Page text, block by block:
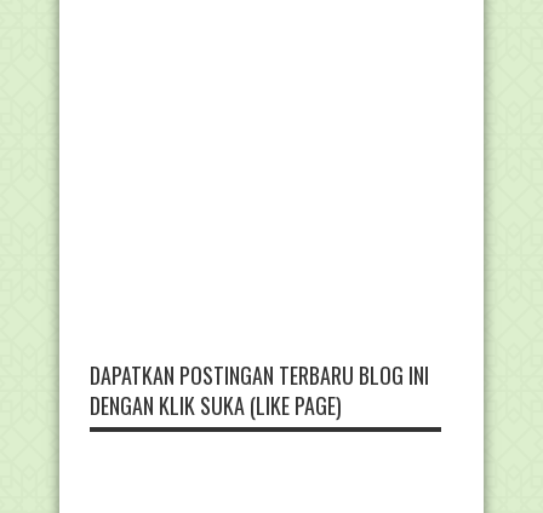
DAPATKAN POSTINGAN TERBARU BLOG INI
DENGAN KLIK SUKA (LIKE PAGE)